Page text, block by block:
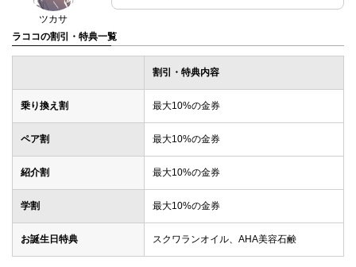
ツカサ
ラココの割引・特典一覧
割引・特典内容
乗り換え割 最大10%の金券
ペア割 最大10%の金券
紹介割 最大10%の金券
学割 最大10%の金券
お誕生日特典 スクワランオイル、AHA美容石鹸